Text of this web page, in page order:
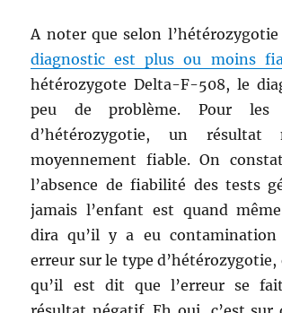
A noter que selon
diagnostic est plus ou moins
hétérozygote Delta-F-508, le
peu de problème. Pour les
d’hétérozygotie, un résultat
moyennement fiable. On
l’absence de fiabilité des tests
jamais l’enfant est quand
dira qu’il y a eu
erreur sur le type
qu’il est dit que l’erreur se